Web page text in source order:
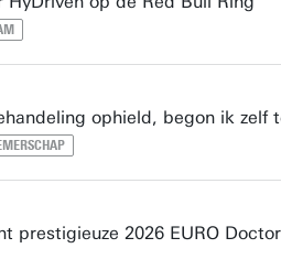
ophield, begon ik zelf
prestigieuze 2026 EURO